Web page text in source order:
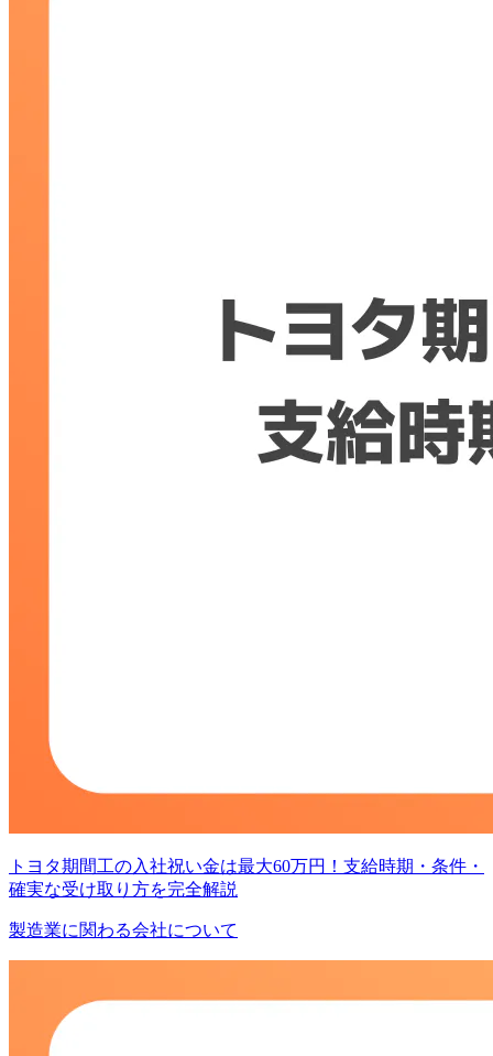
トヨタ期間工の入社祝い金は最大60万円！支給時期・条件・
確実な受け取り方を完全解説
製造業に関わる会社について